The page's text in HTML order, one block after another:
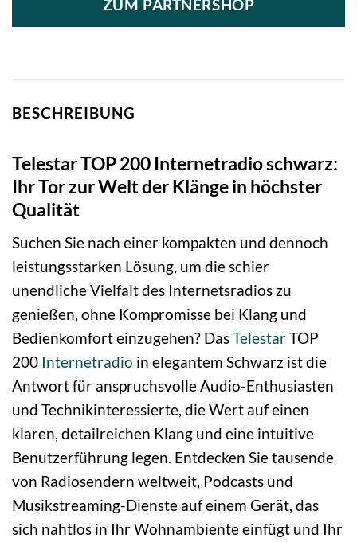
ZUM PARTNERSHOP
BESCHREIBUNG
Telestar TOP 200 Internetradio schwarz:
Ihr Tor zur Welt der Klänge in höchster
Qualität
Suchen Sie nach einer kompakten und dennoch
leistungsstarken Lösung, um die schier
unendliche Vielfalt des Internetsradios zu
genießen, ohne Kompromisse bei Klang und
Bedienkomfort einzugehen? DasTelestarTOP
200 Internetradio in elegantem Schwarz ist die
Antwort für anspruchsvolle Audio-Enthusiasten
und Technikinteressierte, die Wert auf einen
klaren, detailreichen Klang und eine intuitive
Benutzerführung legen. Entdecken Sie tausende
von Radiosendern weltweit, Podcasts und
Musikstreaming-Dienste auf einem Gerät, das
sich nahtlos in Ihr Wohnambiente einfügt und Ihr